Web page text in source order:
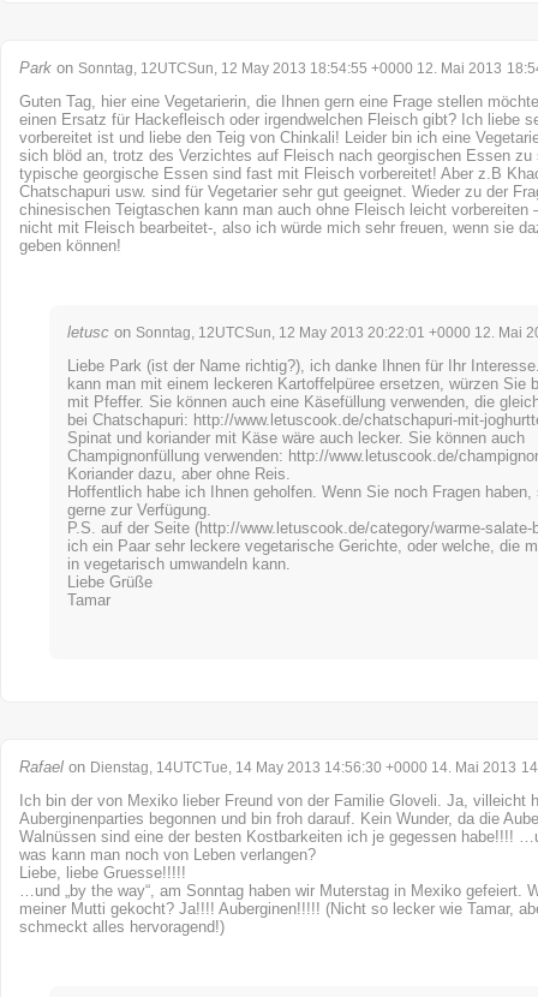
Park on Sonntag, 12UTCSun, 12 May 2013 18:54:55 +0000 12. Mai 2013
Guten Tag, hier eine Vegetarierin, die Ihnen gern eine Frage stellen
einen Ersatz für Hackefleisch oder irgendwelchen Fleisch gibt? Ich liebe
vorbereitet ist und liebe den Teig von Chinkali! Leider bin ich eine
sich blöd an, trotz des Verzichtes auf Fleisch nach georgischen Essen zu
typische georgische Essen sind fast mit Fleisch vorbereitet! Aber z.B
Chatschapuri usw. sind für Vegetarier sehr gut geeignet. Wieder zu der
chinesischen Teigtaschen kann man auch ohne Fleisch leicht vorbereiten
nicht mit Fleisch bearbeitet-, also ich würde mich sehr freuen, wenn sie
geben können!
letusc on Sonntag, 12UTCSun, 12 May 2013 20:22:01 +0000 12. Mai
Liebe Park (ist der Name richtig?), ich danke Ihnen für Ihr
kann man mit einem leckeren Kartoffelpüree ersetzen, würzen Sie
mit Pfeffer. Sie können auch eine Käsefüllung verwenden, die
bei Chatschapuri: http://www.letuscook.de/chatschapuri-mit-
Spinat und koriander mit Käse wäre auch lecker. Sie können auch
Champignonfüllung verwenden: http://www.letuscook.de/
Koriander dazu, aber ohne Reis.
Hoffentlich habe ich Ihnen geholfen. Wenn Sie noch Fragen
gerne zur Verfügung.
P.S. auf der Seite (http://www.letuscook.de/category/warme-salate-
ich ein Paar sehr leckere vegetarische Gerichte, oder welche, die
in vegetarisch umwandeln kann.
Liebe Grüße
Tamar
Rafael on Dienstag, 14UTCTue, 14 May 2013 14:56:30 +0000 14. Mai 2013
Ich bin der von Mexiko lieber Freund von der Familie Gloveli. Ja, villeicht
Auberginenparties begonnen und bin froh darauf. Kein Wunder, da die
Walnüssen sind eine der besten Kostbarkeiten ich je gegessen habe!!!!
was kann man noch von Leben verlangen?
Liebe, liebe Gruesse!!!!!
…und „by the way“, am Sonntag haben wir Muterstag in Mexiko gefeiert.
meiner Mutti gekocht? Ja!!!! Auberginen!!!!! (Nicht so lecker wie Tamar,
schmeckt alles hervoragend!)